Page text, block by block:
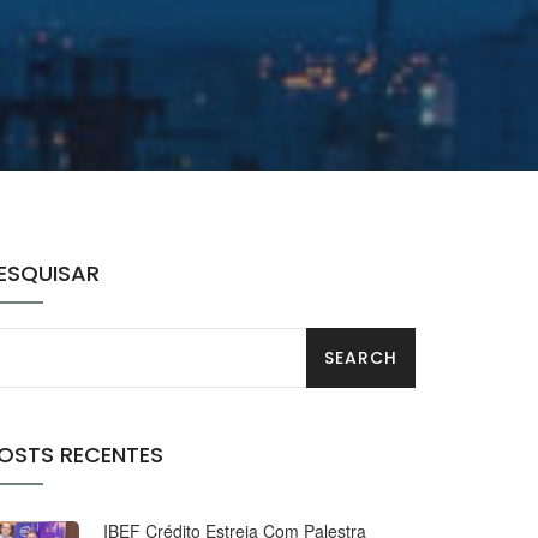
RECENTES
IBEF Crédito Estreia Com Palestra